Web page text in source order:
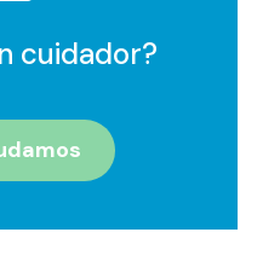
cuidador?